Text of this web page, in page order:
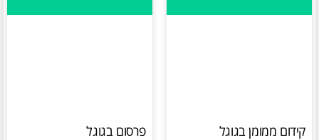
קידום ממומן בגוגל פרסום בגוגל